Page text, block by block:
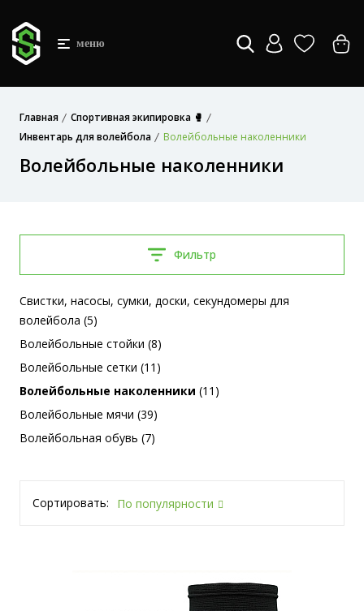
меню
Главная
Спортивная экипировка 🥊
Инвентарь для волейбола
Волейбольные наколенники
Волейбольные наколенники
Фильтр
Свистки, насосы, сумки, доски, секундомеры для
волейбола (5)
Волейбольные стойки (8)
Волейбольные сетки (11)
Волейбольные наколенники (11)
Волейбольные мячи (39)
Волейбольная обувь (7)
Сортировать: По популярности